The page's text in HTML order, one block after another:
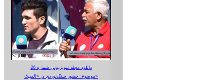
دانلود مجله تلویزیونی شماره 26
موضوع: حضور سنگ‌نوردی در «المپیک»